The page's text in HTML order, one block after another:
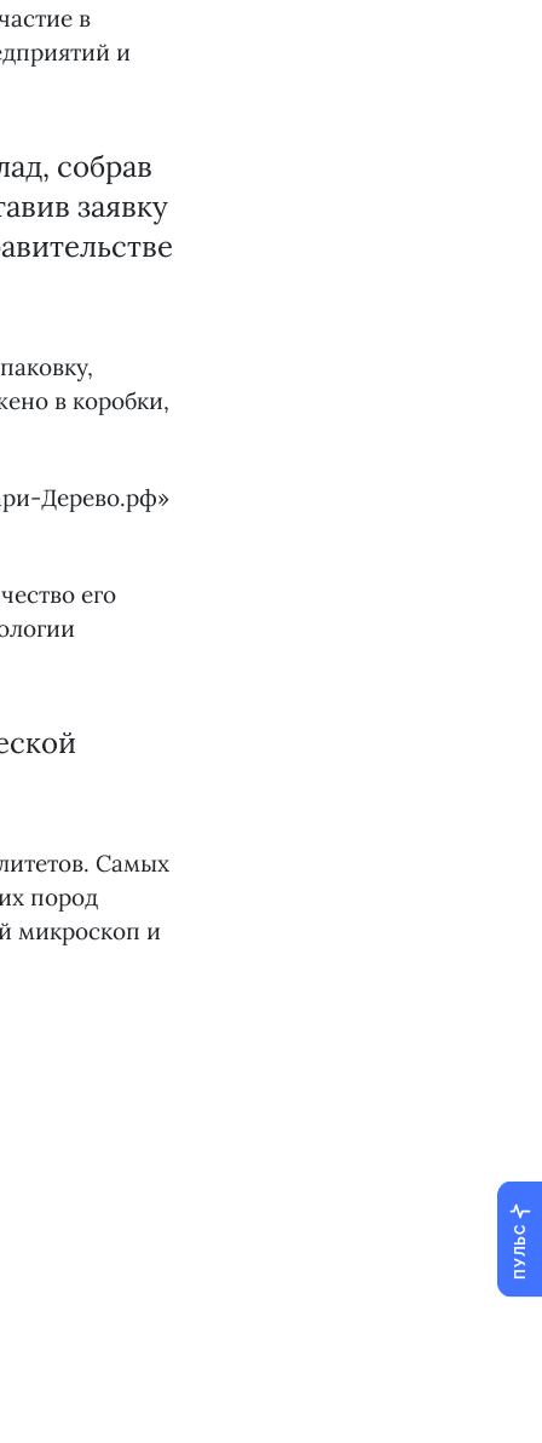
в
и
собрав
заявку
в коробки,
Дерево.рф»
его
Самых
пород
микроскоп и
ПУЛЬС